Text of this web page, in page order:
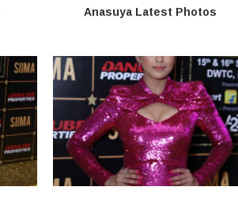
Anasuya Latest Photos